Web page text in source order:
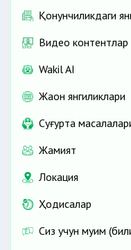
Қонунчиликдаги
Видео контентлар
Wakil AI
Жаҳон янгиликлари
Cуғурта
Жамият
Локация
Ҳодисалар
Сиз учун муҳим